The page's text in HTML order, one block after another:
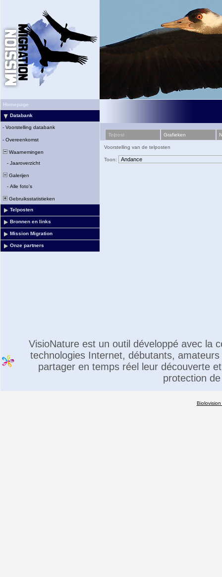
Homepage
Databank
- Voorstelling databank
- Overeenkomst
Waarnemingen
- Jaaroverzicht
Galerijen
- Alle foto's
Gebruiksstatistieken
Telposten
Bronnen en links
Mission Migration
Onze partners
Telpost Grafieken
Voorstelling van de telposten
Toon:
VisioNature est un outil développé avec la
technologies Internet, débutants,
partager en temps réel leur découverte
protection
Biolovision